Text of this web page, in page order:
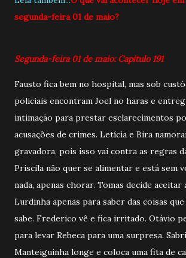
segunda-feira 01 de maio?
Segunda-feira 01 de maio: Capitulo 191
Fausto fica bem no hospital, mas sob
policiais encontram Joel no haras e
intimação para prestar esclarecimentos
acusações de crimes. Letícia e Bira
gravadora, pois isso vai contra as regras
Priscila não quer se alimentar e está sem
nada, apenas chorar. Tomas decide aceitar
Lurdinha apenas para saber das coisas
sabe. Frederico vê e fica irritado. Otávio
para levar Rebeca para uma surpresa.
Manteiguinha longe e coloca uma fita de